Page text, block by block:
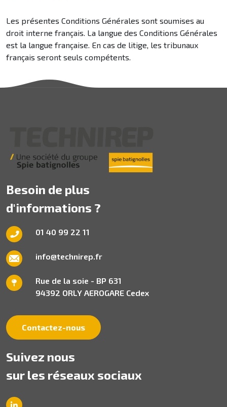
Les présentes Conditions Générales sont soumises au
droit interne français. La langue des Conditions Générales
est la langue française. En cas de litige, les tribunaux
français seront seuls compétents.
Besoin de plus
d'informations ?
01 40 99 22 11
info@technirep.fr
Rue de la soie - BP 631
94392 ORLY AEROGARE Cedex
Contactez-nous
Suivez nous
sur les réseaux sociaux